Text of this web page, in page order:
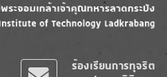
ร้องเรียนการทุจริต